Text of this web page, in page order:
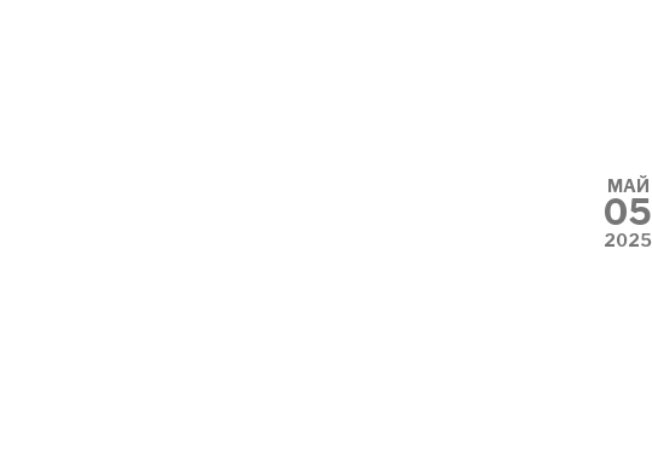
МАЙ
05
2025